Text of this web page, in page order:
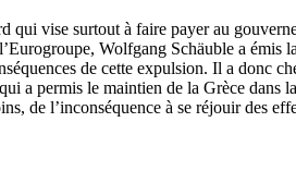
vise surtout à faire payer au
Wolfgang Schäuble a
de cette expulsion. Il a donc
a permis le maintien de la Grèce dans
de l’inconséquence à se réjouir des